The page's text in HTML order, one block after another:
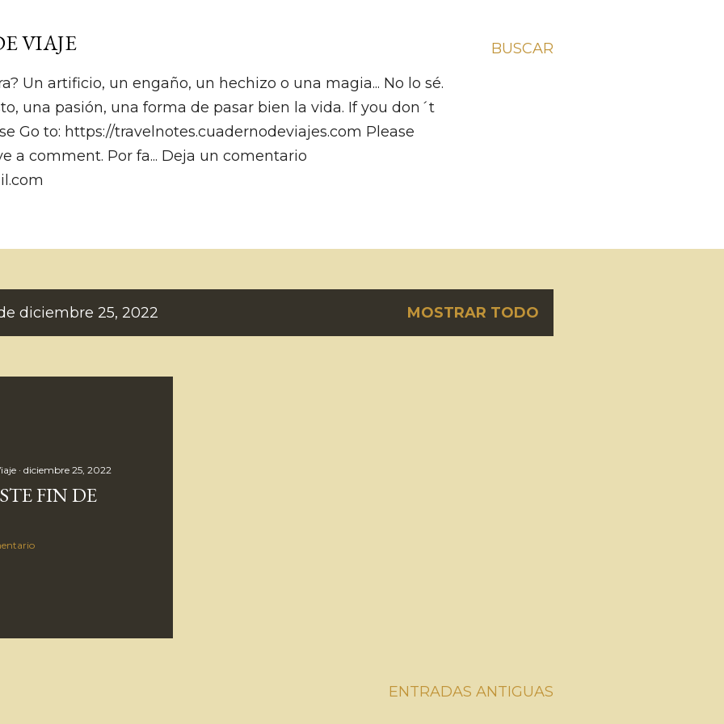
BUSCAR
VIAJE
Un artificio, un engaño, un hechizo o una magia... No lo sé.
una pasión, una forma de pasar bien la vida. If you don´t
Go to: https://travelnotes.cuadernodeviajes.com Please
a comment. Por fa... Deja un comentario
diciembre 25, 2022 MOSTRAR TODO
diciembre 25, 2022
FIN DE
ENTRADAS ANTIGUAS